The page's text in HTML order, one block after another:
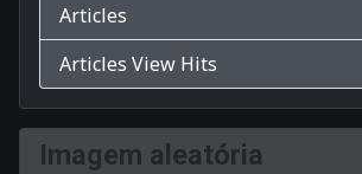
Articles
Articles View Hits
Imagem aleatória